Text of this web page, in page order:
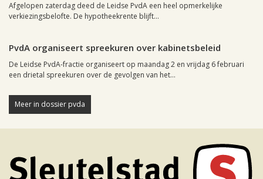
Afgelopen zaterdag deed de Leidse PvdA een heel opmerkelijke
verkiezingsbelofte. De hypotheekrente blijft...
PvdA organiseert spreekuren over kabinetsbeleid
De Leidse PvdA-fractie organiseert op maandag 2 en vrijdag 6 februari
een drietal spreekuren over de gevolgen van het...
Meer in dossier pvda